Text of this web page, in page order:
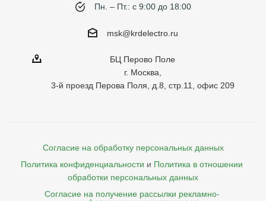
Пн. – Пт.: с 9:00 до 18:00
msk@krdelectro.ru
БЦ Перово Поле
г. Москва,
3-й проезд Перова Поля, д.8, стр.11, офис 209
Согласие на обработку персональных данных
Политика конфиденциальности и Политика в отношении
обработки персональных данных
Согласие на получение рассылки рекламно-